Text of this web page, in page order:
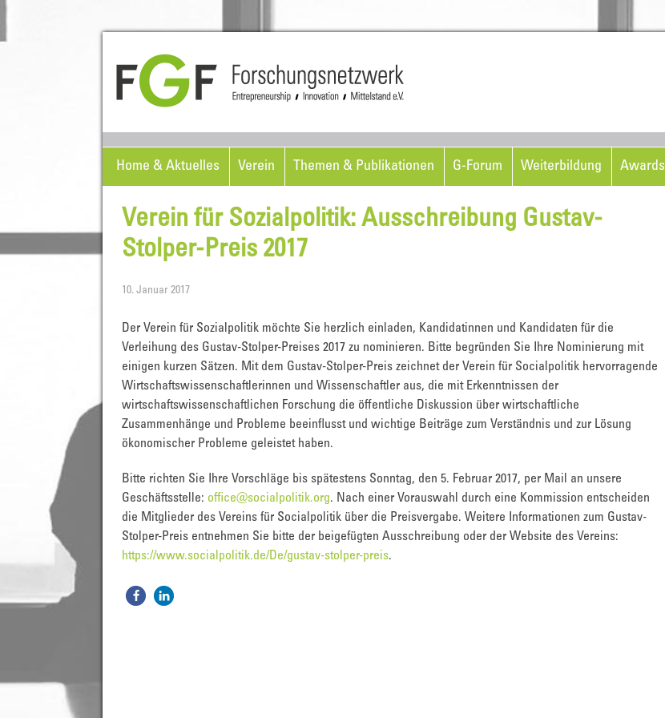
Home & Aktuelles Verein Themen & Publikationen G-Forum Weiterbildung Awards
Verein für Sozialpolitik: Ausschreibung Gustav-
Stolper-Preis 2017
10. Januar 2017
Der Verein für Sozialpolitik möchte Sie herzlich einladen, Kandidatinnen und Kandidaten für die
Verleihung des Gustav-Stolper-Preises 2017 zu nominieren. Bitte begründen Sie Ihre Nominierung mit
einigen kurzen Sätzen. Mit dem Gustav-Stolper-Preis zeichnet der Verein für Socialpolitik hervorragende
Wirtschaftswissenschaftlerinnen und Wissenschaftler aus, die mit Erkenntnissen der
wirtschaftswissenschaftlichen Forschung die öffentliche Diskussion über wirtschaftliche
Zusammenhänge und Probleme beeinflusst und wichtige Beiträge zum Verständnis und zur Lösung
ökonomischer Probleme geleistet haben.
Bitte richten Sie Ihre Vorschläge bis spätestens Sonntag, den 5. Februar 2017, per Mail an unsere
Geschäftsstelle: office@socialpolitik.org. Nach einer Vorauswahl durch eine Kommission entscheiden
die Mitglieder des Vereins für Socialpolitik über die Preisvergabe. Weitere Informationen zum Gustav-
Stolper-Preis entnehmen Sie bitte der beigefügten Ausschreibung oder der Website des Vereins:
https://www.socialpolitik.de/De/gustav-stolper-preis.